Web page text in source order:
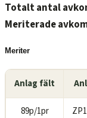
Totalt antal
Meriterade
Meriter
Anlag fält
89p/1pr